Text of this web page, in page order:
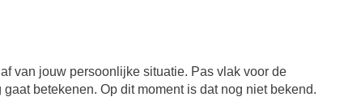
van jouw persoonlijke situatie. Pas vlak voor de
betekenen. Op dit moment is dat nog niet bekend.